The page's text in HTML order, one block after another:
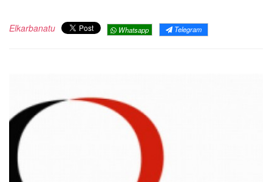
Elkarbanatu Whatsapp Telegram